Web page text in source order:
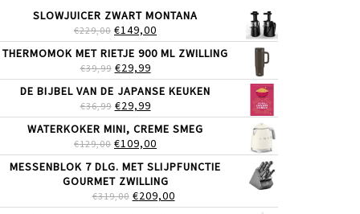
SLOWJUICER ZWART MONTANA
€229,00 OORSPRONKELIJKE
PRIJS
WAS:
€229,00.
€149,00
PRIJS
IS:
THERMOMOK MET RIETJE 900 ML ZWILLING
€39,99 OORSPRONKELIJKE
PRIJS
WAS:
€39,99.
€29,99HUIDIGE
PRIJS
IS:
€29,99.
DE BIJBEL VAN DE JAPANSE KEUKEN
€36,99 OORSPRONKELIJKE
PRIJS
WAS:
€36,99.
€29,99HUIDIGE
PRIJS
IS:
€29,99.
WATERKOKER MINI, CREME SMEG
€129,00 OORSPRONKELIJKE
PRIJS
WAS:
€129,00.
€109,00
PRIJS
IS:
€109,00.
MESSENBLOK 7 DLG. MET SLIJPFUNCTIE
GOURMET ZWILLING
€319,00 OORSPRONKELIJKE
PRIJS
€209,00HUIDIGE
PRIJS